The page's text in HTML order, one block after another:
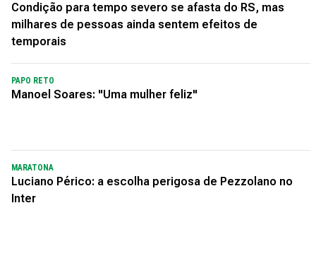
Condição para tempo severo se afasta do RS, mas
milhares de pessoas ainda sentem efeitos de
temporais
PAPO RETO
Manoel Soares: "Uma mulher feliz"
MARATONA
Luciano Périco: a escolha perigosa de Pezzolano no
Inter